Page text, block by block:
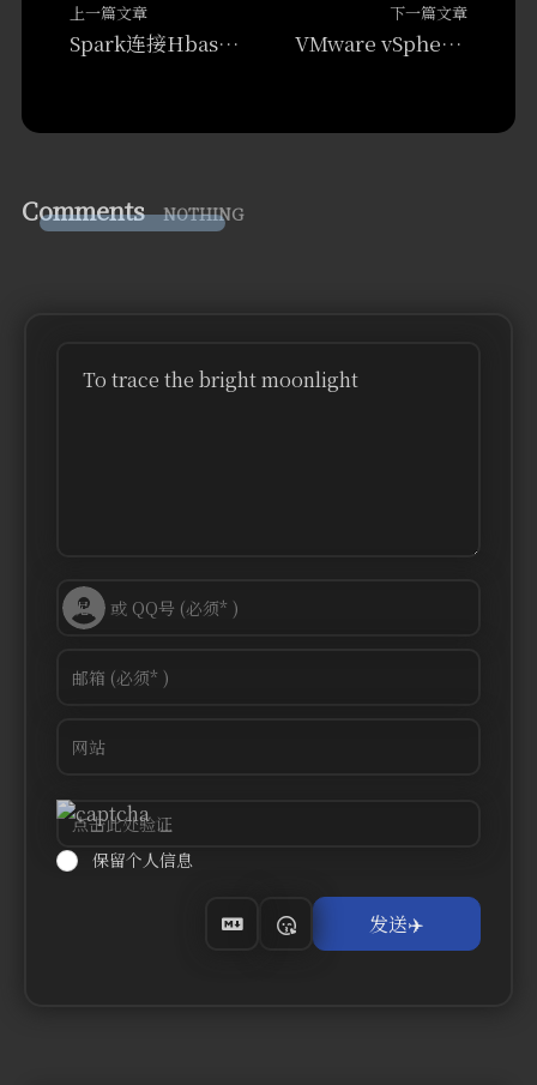
上一篇文章
Spark连接Hbase&mysql
下一篇文章
VMware vSphere 7.0 发行说明文档
Comments NOTHING
To trace the bright moonlight
保留个人信息